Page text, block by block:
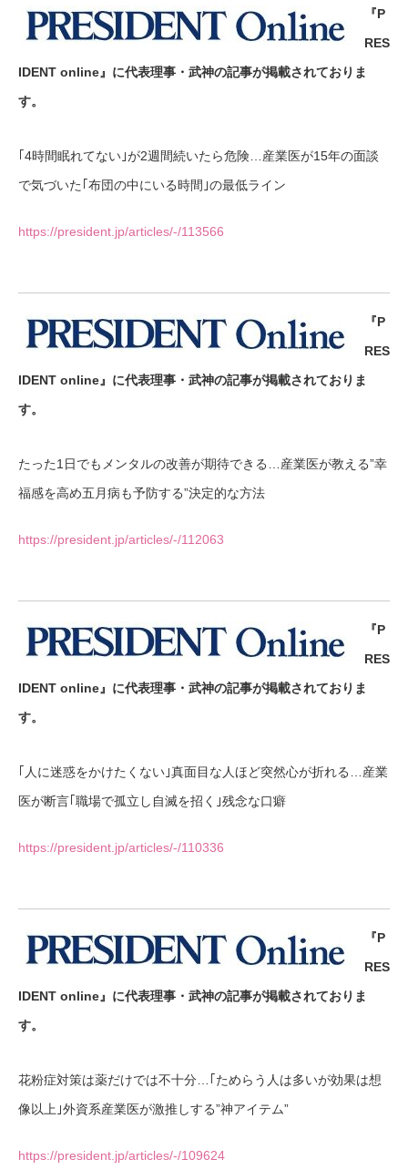
『P
RES
IDENT online』に代表理事・武神の記事が掲載されておりま
す。
｢4時間眠れてない｣が2週間続いたら危険…産業医が15年の面談
で気づいた｢布団の中にいる時間｣の最低ライン
https://president.jp/articles/-/113566
『P
RES
IDENT online』に代表理事・武神の記事が掲載されておりま
す。
たった1日でもメンタルの改善が期待できる…産業医が教える”幸
福感を高め五月病も予防する”決定的な方法
https://president.jp/articles/-/112063
『P
RES
IDENT online』に代表理事・武神の記事が掲載されておりま
す。
｢人に迷惑をかけたくない｣真面目な人ほど突然心が折れる…産業
医が断言｢職場で孤立し自滅を招く｣残念な口癖
https://president.jp/articles/-/110336
『P
RES
IDENT online』に代表理事・武神の記事が掲載されておりま
す。
花粉症対策は薬だけでは不十分…｢ためらう人は多いが効果は想
像以上｣外資系産業医が激推しする”神アイテム”
https://president.jp/articles/-/109624